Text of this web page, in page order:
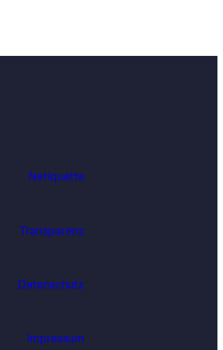
Netiquette
Transparenz
Datenschutz
Impressum